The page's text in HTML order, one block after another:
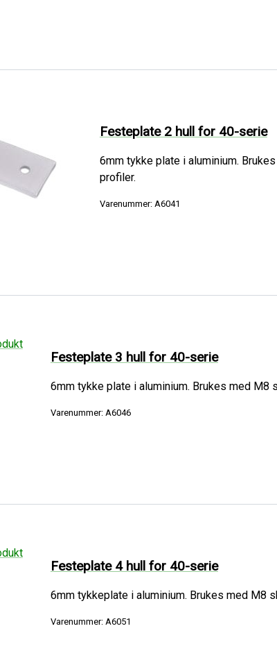
Festeplate 2 hull for 40-serie
6mm tykke plate i aluminium.
profiler.
Varenummer: A6041
Festeplate 3 hull for 40-serie
6mm tykke plate i aluminium. Brukes med
Varenummer: A6046
Festeplate 4 hull for 40-serie
6mm tykkeplate i aluminium. Brukes med M8
Varenummer: A6051